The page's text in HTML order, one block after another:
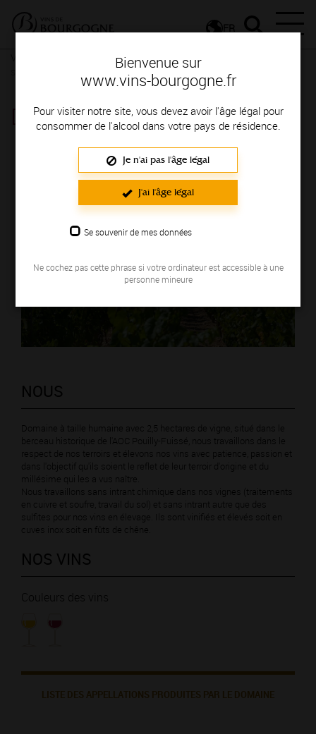
Bienvenue sur
www.vins-bourgogne.fr
Pour visiter notre site, vous devez avoir l'âge légal pour
consommer de l'alcool dans votre pays de résidence.
Je n'ai pas l'âge légal
J'ai l'âge légal
Se souvenir de mes données
Ne cochez pas cette phrase si votre ordinateur est accessible à une
personne mineure
FR
Femmes et hommes passionnés
DOMAINE CINIER SOPHIE
NOUS
Domaine à taille humaine avec 2,5 hectares de vigne, situé dans le
berceau historique de l'AOC Pouilly-Fuissé, nous travaillons dans le
respect de nos terroirs et élevons nos vins avec patience, passion et
dans l'objectif qu'ils soient le reflet de leur terroir d'origine et du
millésime qui les a vus naître.
Nous travaillons sans intrant chimique dans nos vignes (traitements
en cuivre et soufre, travail du sol) et sans intrant autre que des
sulfites pour nos vins en élevage. Ils sont vinifiés et élevés soit en
cuves inox soit en fûts de chêne.
NOS VINS
Couleurs des vins
LISTE DES APPELLATIONS PRODUITES PAR LE DOMAINE